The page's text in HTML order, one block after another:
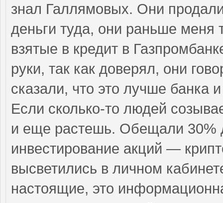
знал Галлямовых. Они
деньги туда, они раньше
взятые в кредит в
руки, так как доверял, они
сказали, что это лучше банка
Если сколько-то людей
и еще растешь. Обещали 30%
инвестирование акций —
высветились в личном
настоящие, это